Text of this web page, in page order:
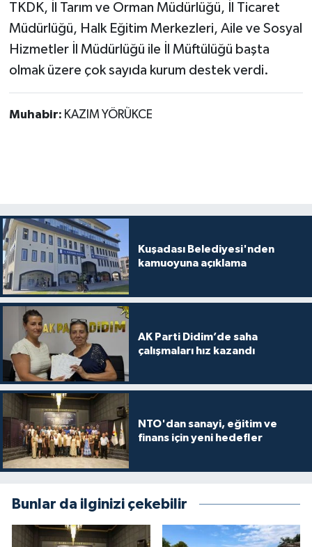
TKDK, İl Tarım ve Orman Müdürlüğü, İl Ticaret
Müdürlüğü, Halk Eğitim Merkezleri, Aile ve Sosyal
Hizmetler İl Müdürlüğü ile İl Müftülüğü başta
olmak üzere çok sayıda kurum destek verdi.
Muhabir: KAZIM YÖRÜKCE
Kuşadası Belediyesi'nden
kamuoyuna açıklama
AK Parti Didim’de saha
çalışmaları hız kazandı
NTO'dan sanayi, eğitim ve
finans için yeni hedefler
Bunlar da ilginizi çekebilir